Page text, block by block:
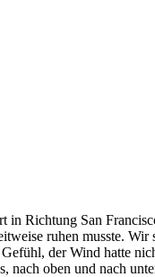
Richtung San
ruhen musste.
der Wind hatte
oben und nach